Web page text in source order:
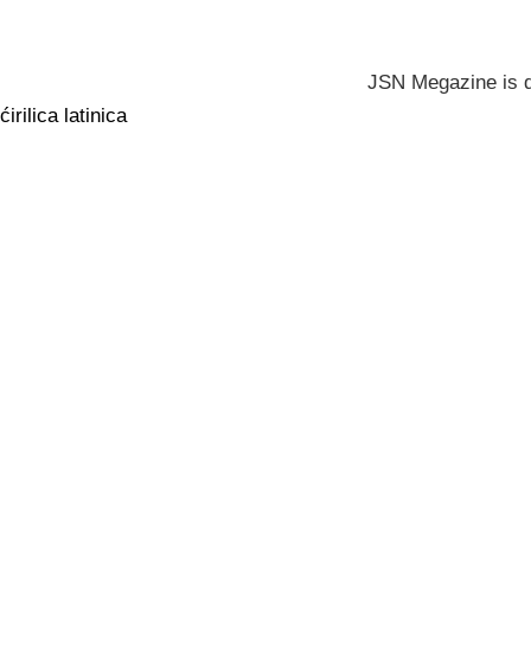
JSN Megazine is
ćirilica latinica